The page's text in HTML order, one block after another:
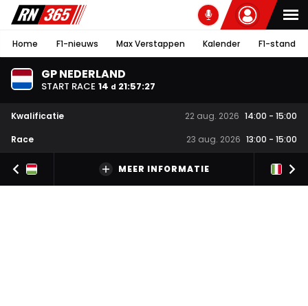
Home F1-nieuws Max Verstappen Kalender F1-stand
GP NEDERLAND
START RACE 14 d 21:57:26
Kwalificatie 22 aug. 2026 14:00 - 15:00
Race
23 aug. 2026 13:00 - 15:00
MEER INFORMATIE